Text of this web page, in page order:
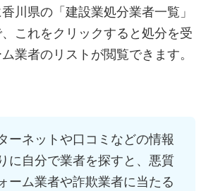
川県の「建設業処分業者一覧」
これをクリックすると処分を受
業者のリストが閲覧できます。
ーネットや口コミなどの情報
に自分で業者を探すと、悪質
ーム業者や詐欺業者に当たる